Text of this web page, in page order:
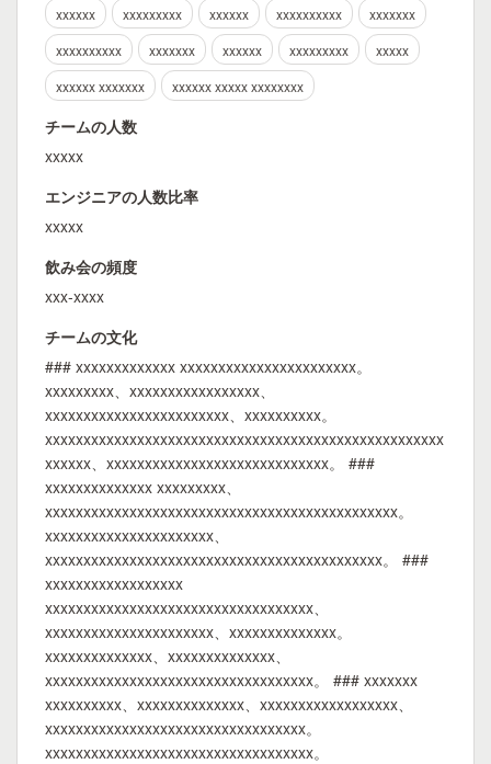
xxxxxx xxxxxxxxx xxxxxx xxxxxxxxxx
xxxxxxx
xxxxxxxxxx
xxxxxxx xxxxxx xxxxxxxxx
xxxxx
xxxxxx xxxxxxx
xxxxxx xxxxx xxxxxxxx
チームの人数
xxxxx
エンジニアの人数比率
xxxxx
飲み会の頻度
xxx-xxxx
チームの文化
### xxxxxxxxxxxxx xxxxxxxxxxxxxxxxxxxxxxx。
xxxxxxxxx、xxxxxxxxxxxxxxxxx、
xxxxxxxxxxxxxxxxxxxxxxxx、xxxxxxxxxx。
xxxxxxxxxxxxxxxxxxxxxxxxxxxxxxxxxxxxxxxxxxxxxxxxxxxx
xxxxxx、xxxxxxxxxxxxxxxxxxxxxxxxxxxxx。 ###
xxxxxxxxxxxxxx xxxxxxxxx、
xxxxxxxxxxxxxxxxxxxxxxxxxxxxxxxxxxxxxxxxxxxxxx。
xxxxxxxxxxxxxxxxxxxxxx、
xxxxxxxxxxxxxxxxxxxxxxxxxxxxxxxxxxxxxxxxxxxx。 ###
xxxxxxxxxxxxxxxxxx
xxxxxxxxxxxxxxxxxxxxxxxxxxxxxxxxxxx、
xxxxxxxxxxxxxxxxxxxxxx、xxxxxxxxxxxxxx。
xxxxxxxxxxxxxx、xxxxxxxxxxxxxx、
xxxxxxxxxxxxxxxxxxxxxxxxxxxxxxxxxxx。 ### xxxxxxx
xxxxxxxxxx、xxxxxxxxxxxxxx、xxxxxxxxxxxxxxxxxx、
xxxxxxxxxxxxxxxxxxxxxxxxxxxxxxxxxx。
xxxxxxxxxxxxxxxxxxxxxxxxxxxxxxxxxxx。